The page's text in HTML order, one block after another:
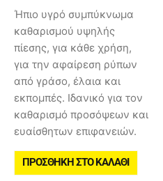
Ήπιο υγρό συμπύκνωμα
καθαρισμού υψηλής
πίεσης, για κάθε χρήση,
για την αφαίρεση ρύπων
από γράσο, έλαια και
εκπομπές. Ιδανικό για τον
καθαρισμό προσόψεων και
ευαίσθητων επιφανειών.
ΠΡΟΣΘΉΚΗ ΣΤΟ ΚΑΛΆΘΙ